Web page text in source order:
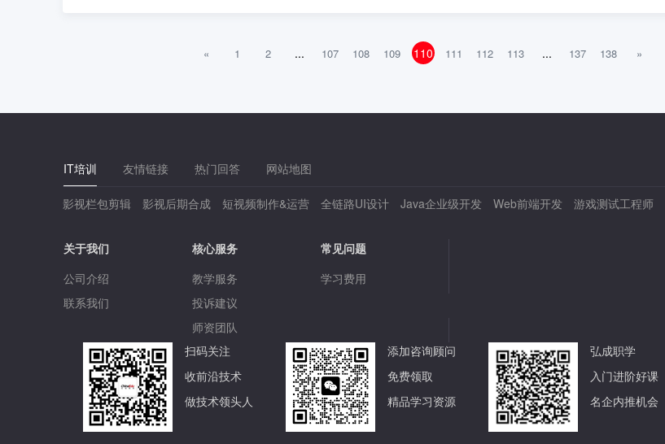
« 1 2 ... 107 108 109 110 111 112 113 ... 137 138 »
IT培训 友情链接 热门回答 网站地图
影视栏包剪辑 影视后期合成 短视频制作&运营 全链路UI设计 Java企业级开发 Web前端开发 游戏测试工程师
关于我们 核心服务
常见问题
公司介绍
教学服务
学习费用
联系我们
投诉建议
师资团队
扫码关注
收前沿技术
做技术领头人
添加咨询顾问
免费领取
精品学习资源
弘成职学
入门进阶好课
名企内推机会